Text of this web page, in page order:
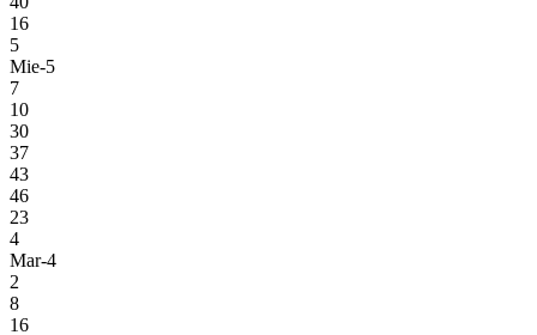
16
5
Mie-5
7
10
30
37
43
46
23
4
Mar-4
2
8
16